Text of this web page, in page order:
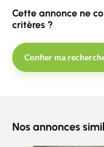
Cette annonce ne
critères ?
Confier ma
Nos annonces